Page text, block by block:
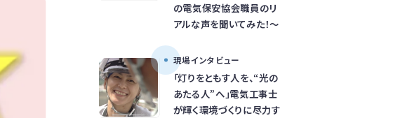
の電気保安協会職員のリ
アルな声を聞いてみた！～
現場インタビュー
「灯りをともす人を、“光の
あたる人”へ」電気工事士
が輝く環境づくりに尽力す